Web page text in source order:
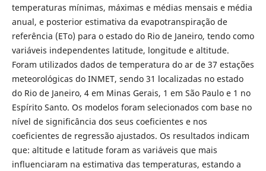
temperaturas mínimas, máximas e médias mensais e média
anual, e posterior estimativa da evapotranspiração de
referência (ETo) para o estado do Rio de Janeiro, tendo como
variáveis independentes latitude, longitude e altitude.
Foram utilizados dados de temperatura do ar de 37 estações
meteorológicas do INMET, sendo 31 localizadas no estado
do Rio de Janeiro, 4 em Minas Gerais, 1 em São Paulo e 1 no
Espírito Santo. Os modelos foram selecionados com base no
nível de significância dos seus coeficientes e nos
coeficientes de regressão ajustados. Os resultados indicam
que: altitude e latitude foram as variáveis que mais
influenciaram na estimativa das temperaturas, estando a